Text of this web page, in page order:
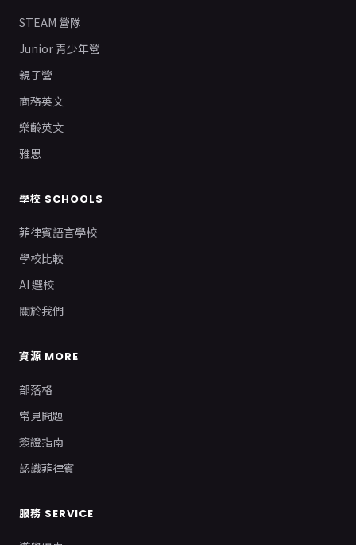
STEAM 營隊
Junior 青少年營
親子營
商務英文
樂齡英文
雅思
學校 SCHOOLS
菲律賓語言學校
學校比較
AI 選校
關於我們
資源 MORE
部落格
常見問題
簽證指南
認識菲律賓
服務 SERVICE